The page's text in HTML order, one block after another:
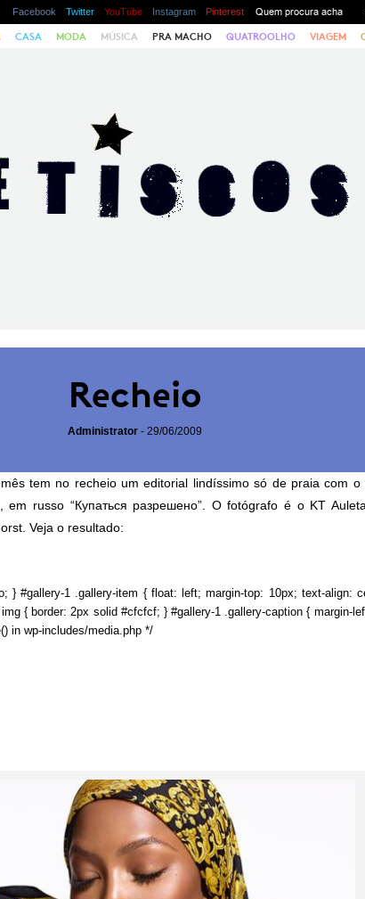
Facebook Twitter YouTube Instagram Pinterest
CASA MODA MÚSICA PRA MACHO QUATROOLHO VIAGEM
Recheio
Administrator- 29/06/2009
tem no recheio um editorial lindíssimo só de praia com o
em russo “Купаться разрешено”. O fotógrafo é o KT
Veja o resultado:
} #gallery-1 .gallery-item { float: left; margin-top: 10px; text-align:
{ border: 2px solid #cfcfcf; } #gallery-1 .gallery-caption { margin-
in wp-includes/media.php */